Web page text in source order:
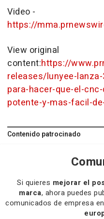
Video -
https://
View original
content:https://
releases/lunyee-
para-hacer-que-el-
potente-y-mas-facil-
Contenido patrocinado
Si quieres mejorar el
marca, ahora puedes
comunicados de empresa